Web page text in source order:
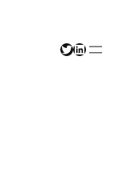
Twitter
LinkedIn